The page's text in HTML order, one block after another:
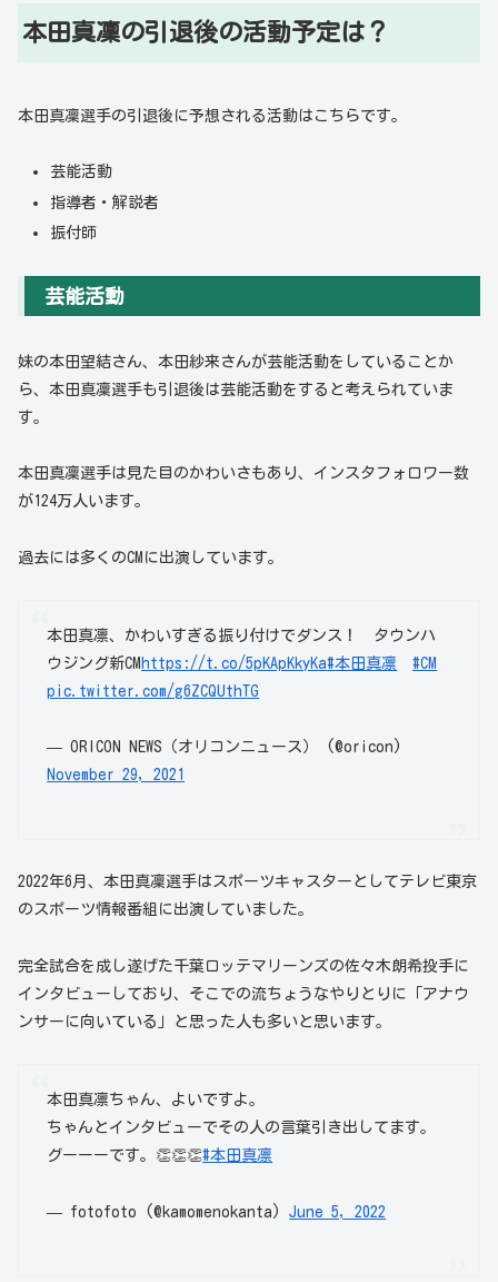
本田真凜の引退後の活動予定は？
本田真凜選手の引退後に予想される活動はこちらです。
芸能活動
指導者・解説者
振付師
芸能活動
妹の本田望結さん、本田紗来さんが芸能活動をしていることか
ら、本田真凜選手も引退後は芸能活動をすると考えられていま
す。
本田真凜選手は見た目のかわいさもあり、インスタフォロワー数
が124万人います。
過去には多くのCMに出演しています。
本田真凛、かわいすぎる振り付けでダンス！ タウンハ
ウジング新CM https://t.co/5pKApKkyKa#本田真凛
#CM
pic.twitter.com/g6ZCQUthTG
— ORICON NEWS（オリコンニュース） (@oricon)
November 29, 2021
2022年6月、本田真凜選手はスポーツキャスターとしてテレビ東京
のスポーツ情報番組に出演していました。
完全試合を成し遂げた千葉ロッテマリーンズの佐々木朗希投手に
インタビューしており、そこでの流ちょうなやりとりに「アナウ
ンサーに向いている」と思った人も多いと思います。
本田真凛ちゃん、よいですよ。
ちゃんとインタビューでその人の言葉引き出してます。
グーーーです。👏👏👏#本田真凛
— fotofoto (@kamomenokanta)June 5, 2022